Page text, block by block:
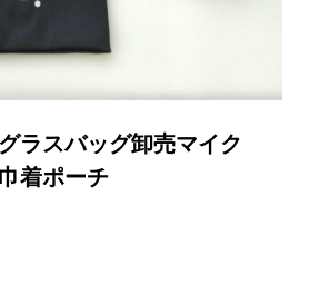
ラスバッグ卸売マイク
着ポーチ